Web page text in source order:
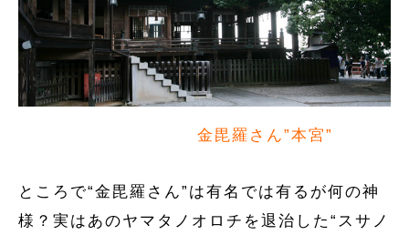
金毘羅さん”本宮”
ところで“金毘羅さん”は有名では有るが何の神
様？実はあのヤマタノオロチを退治した“スサノ